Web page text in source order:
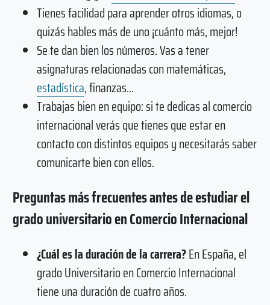
Tienes facilidad para aprender otros idiomas, o
quizás hables más de uno ¡cuánto más, mejor!
Se te dan bien los números. Vas a tener
asignaturas relacionadas con matemáticas,
estadística, finanzas…
Trabajas bien en equipo: si te dedicas al comercio
internacional verás que tienes que estar en
contacto con distintos equipos y necesitarás saber
comunicarte bien con ellos.
Preguntas más frecuentes antes de estudiar el
grado universitario en Comercio Internacional
¿Cuál es la duración de la carrera?En España, el
grado Universitario en Comercio Internacional
tiene una duración de cuatro años.